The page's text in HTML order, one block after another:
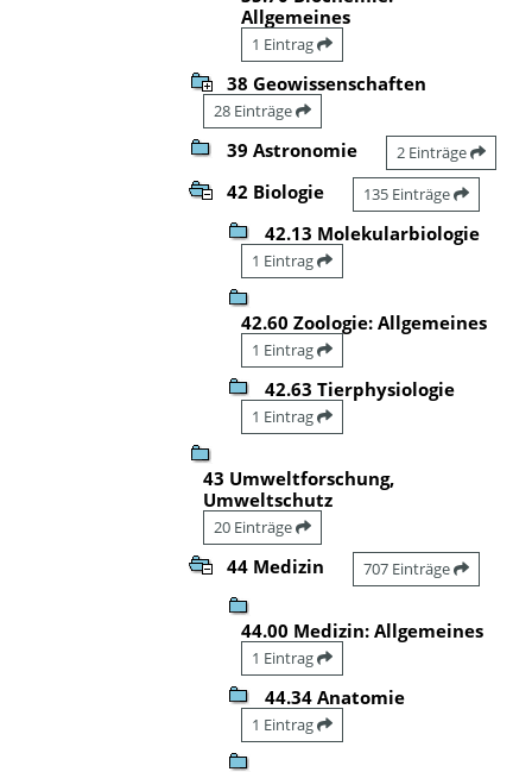
Allgemeines
1 Eintrag
38 Geowissenschaften
28 Einträge
39 Astronomie 2 Einträge
42 Biologie 135 Einträge
42.13 Molekularbiologie
1 Eintrag
42.60 Zoologie: Allgemeines
1 Eintrag
42.63 Tierphysiologie
1 Eintrag
43 Umweltforschung,
Umweltschutz
20 Einträge
44 Medizin 707 Einträge
44.00 Medizin: Allgemeines
1 Eintrag
44.34 Anatomie
1 Eintrag